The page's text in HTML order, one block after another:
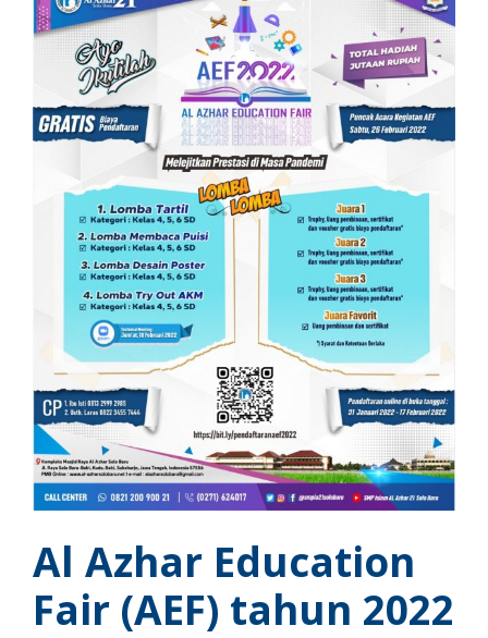
Al Azhar Education
Fair (AEF) tahun 2022